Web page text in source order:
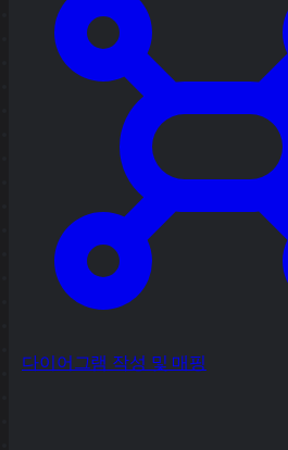
다이어그램 작성 및 매핑